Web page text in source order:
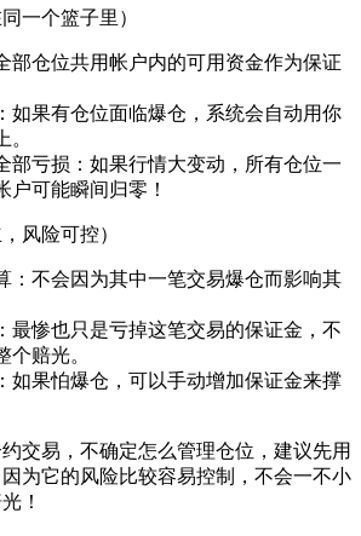
一个篮子里）
部仓位共用帐户内的可用资金作为保证
如果有仓位面临爆仓，系统会自动用你
部亏损：如果行情大变动，所有仓位一
户可能瞬间归零！
风险可控）
：不会因为其中一笔交易爆仓而影响其
最惨也只是亏掉这笔交易的保证金，不
个赔光。
如果怕爆仓，可以手动增加保证金来撑
交易，不确定怎么管理仓位，建议先用
为它的风险比较容易控制，不会一不小
！